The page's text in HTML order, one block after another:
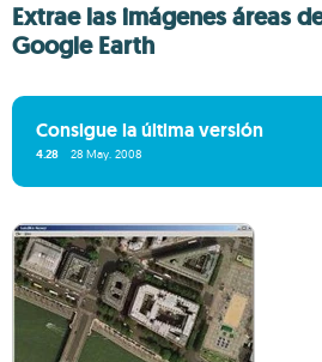
Extrae las imágenes áreas
Google Earth
Consigue la última versión
4.28 28 May. 2008